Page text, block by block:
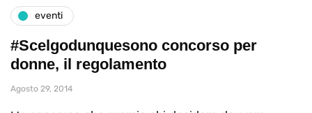
eventi
#Scelgodunquesono concorso per
donne, il regolamento
Agosto 29, 2014